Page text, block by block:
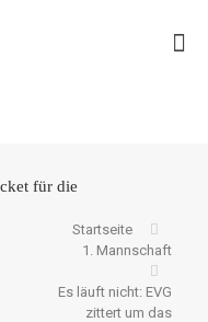
für die
Startseite
1. Mannschaft
Es läuft nicht: EVG
zittert um das